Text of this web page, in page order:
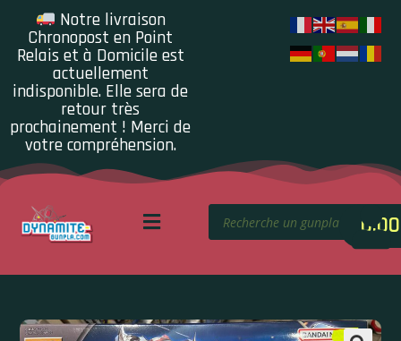
Notre livraison
Chronopost en Point
Relais et à Domicile est
actuellement
indisponible. Elle sera de
retour très
prochainement ! Merci de
votre compréhension.
0.00